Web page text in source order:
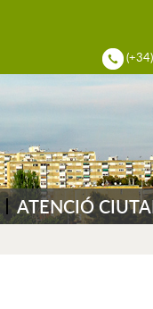
ATENCIÓ